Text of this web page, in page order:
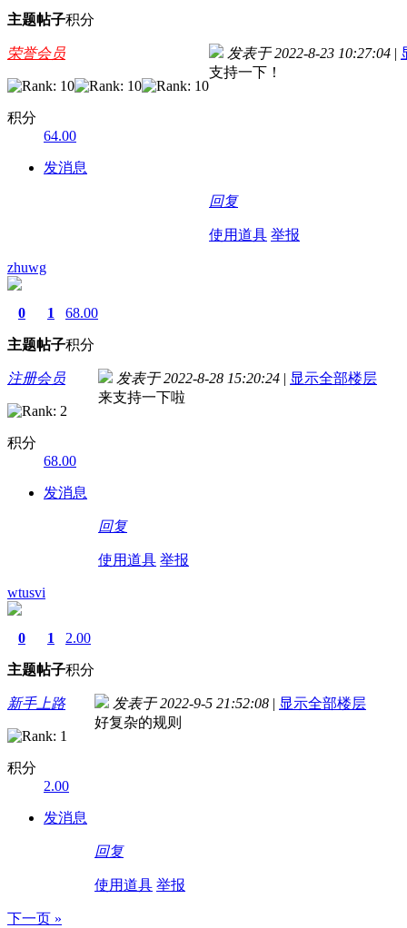
主题帖子积分
荣誉会员
积分
64.00
发消息
发表于 2022-8-23 10:27:04 |
支持一下！
回复
使用道具 举报
zhuwg
0
主题
1
帖子
68.00
积分
注册会员
积分
68.00
发消息
发表于 2022-8-28 15:20:24 | 显示全部楼层
来支持一下啦
回复
使用道具 举报
wtusvi
0
主题
1
帖子
2.00
积分
新手上路
积分
2.00
发消息
发表于 2022-9-5 21:52:08 | 显示全部楼层
好复杂的规则
回复
使用道具 举报
下一页 »